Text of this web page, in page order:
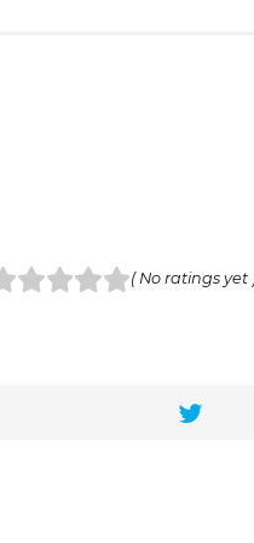
( No ratings yet